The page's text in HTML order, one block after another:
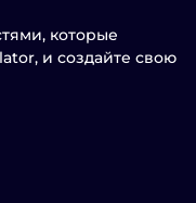
которые
и создайте свою